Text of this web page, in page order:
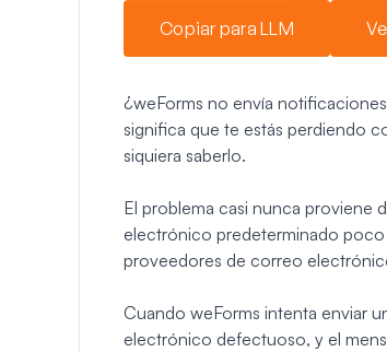
Copiar para LLM
¿weForms no envía
significa que te estás perdiendo
siquiera saberlo.
El problema casi nunca proviene
electrónico predeterminado
proveedores de correo
Cuando weForms intenta enviar
electrónico defectuoso, y el